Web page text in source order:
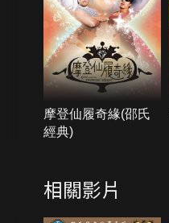
摩登仙履奇緣(邵氏
經典)
相關影片